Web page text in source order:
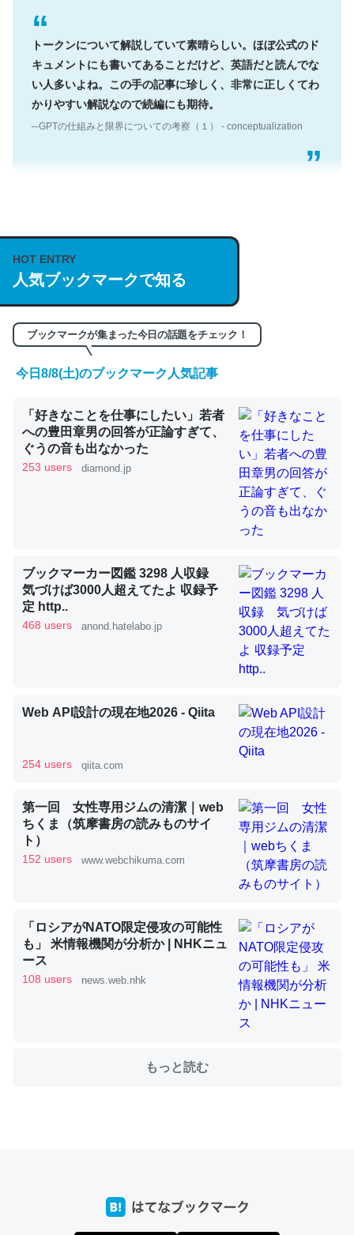
トークンについて解説していて素晴らしい。ほぼ公式のド
キュメントにも書いてあることだけど、英語だと読んでな
い人多いよね。この手の記事に珍しく、非常に正しくてわ
かりやすい解説なので続編にも期待。
─GPTの仕組みと限界についての考察（１） - conceptualization
説してる記事が少ないので貴重な良記事。/続編来た
https://isobe324649.hatenablog.com/entry/2023/03/27
/064121
─GPTの仕組みと限界についての考察（１） - conceptualization
くらい。小説でいう「ずっと前の伏線」は回収されないけ
ど、短期記憶というには多い分量。進化すればするほど分
かりやすく強くなりそう
─GPTの仕組みと限界についての考察（１） - conceptualization
昆虫ってカルシウム少ないのか。知らんかった。調べたら
コオロギのカルシウム分はエビの600分の1程度。
─ニュース :: 【研究発表】昆虫学の大問題＝「昆虫はなぜ海にいな
論文では「淡水はカルシウムも酸素も不足してて両方に不
利だから両方が拮抗してるのでは」とあって面白い。海に
ずキチンを強化してる筈だが、酵素が違うのか？
─ニュース :: 【研究発表】昆虫学の大問題＝「昆虫はなぜ海にいな
いのか」に関する新仮説
これを元に考えるとカルシウムを大量に使う脊椎動物と貝
類は苦労してるんだな…。腹足類だと殻を無くしてナメク
ジになったり努力してるし。
─ニュース :: 【研究発表】昆虫学の大問題＝「昆虫はなぜ海にいな
コミュニケーションが劇的に変化した｜tayorini by LIFULL介護
HOT ENTRY
人気ブックマークで知る
ブックマークが集まった今日の話題をチェック！
今日8/8(土)のブックマーク人気記事
「好きなことを仕事にしたい」若者
への豊田章男の回答が正論すぎて、
ぐうの音も出なかった
253 users diamond.jp
ブックマーカー図鑑 3298 人収録
気づけば3000人超えてたよ 収録予
定 http..
468 users anond.hatelabo.jp
Web API設計の現在地2026 - Qiita
254 users qiita.com
第一回 女性専用ジムの清潔｜web
ちくま（筑摩書房の読みものサイ
ト）
152 users www.webchikuma.com
「ロシアがNATO限定侵攻の可能性
も」 米情報機関が分析か | NHKニュ
ース
108 users news.web.nhk
もっと読む